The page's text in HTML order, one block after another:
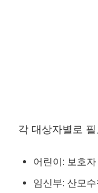
각 대상자별로
어린이: 보호
임신부: 산모